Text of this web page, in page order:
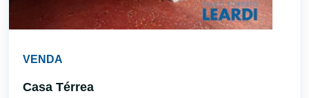
VENDA
Casa Térrea